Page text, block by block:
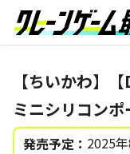
【ちいかわ】
ミニシリコンポ
発売予定： 2025